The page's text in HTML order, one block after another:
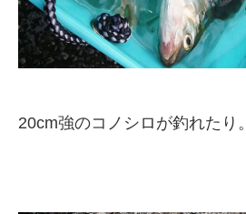
20cm強のコノシロが釣れたり。